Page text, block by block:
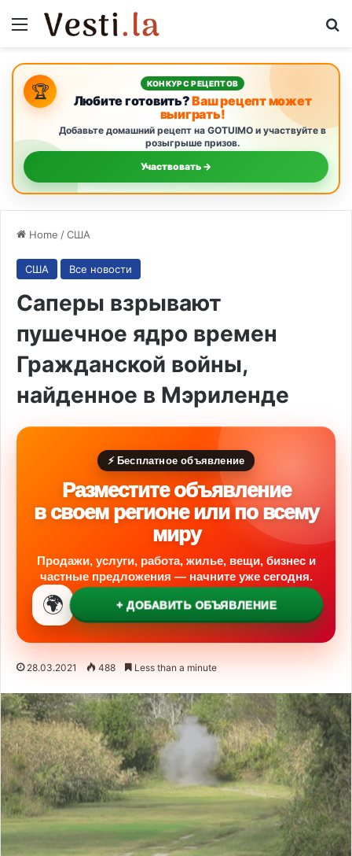
Menu
🏆 КОНКУРС РЕЦЕПТОВ
Любите готовить?Ваш рецепт может
выиграть!
Добавьте домашний рецепт на GOTUIMO и участвуйте в
розыгрыше призов.
Участвовать →
Home /США
США Все новости
Саперы взрывают
пушечное ядро времен
Гражданской войны,
найденное в Мэриленде
⚡ Бесплатное объявление
Разместите объявление
в своем регионе или по всему
миру
Продажи, услуги, работа, жилье, вещи, бизнес и
частные предложения — начните уже сегодня.
🌍 + ДОБАВИТЬ ОБЪЯВЛЕНИЕ
28.03.2021 488 Less than a minute